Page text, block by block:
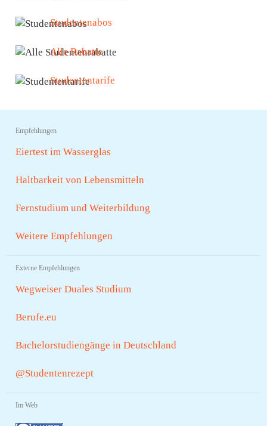
Studentenabos
Alle Rabatte
Studententarife
Empfehlungen
Eiertest im Wasserglas
Haltbarkeit von Lebensmitteln
Fernstudium und Weiterbildung
Weitere Empfehlungen
Externe Empfehlungen
Wegweiser Duales Studium
Berufe.eu
Bachelorstudiengänge in Deutschland
@Studentenrezept
Im Web